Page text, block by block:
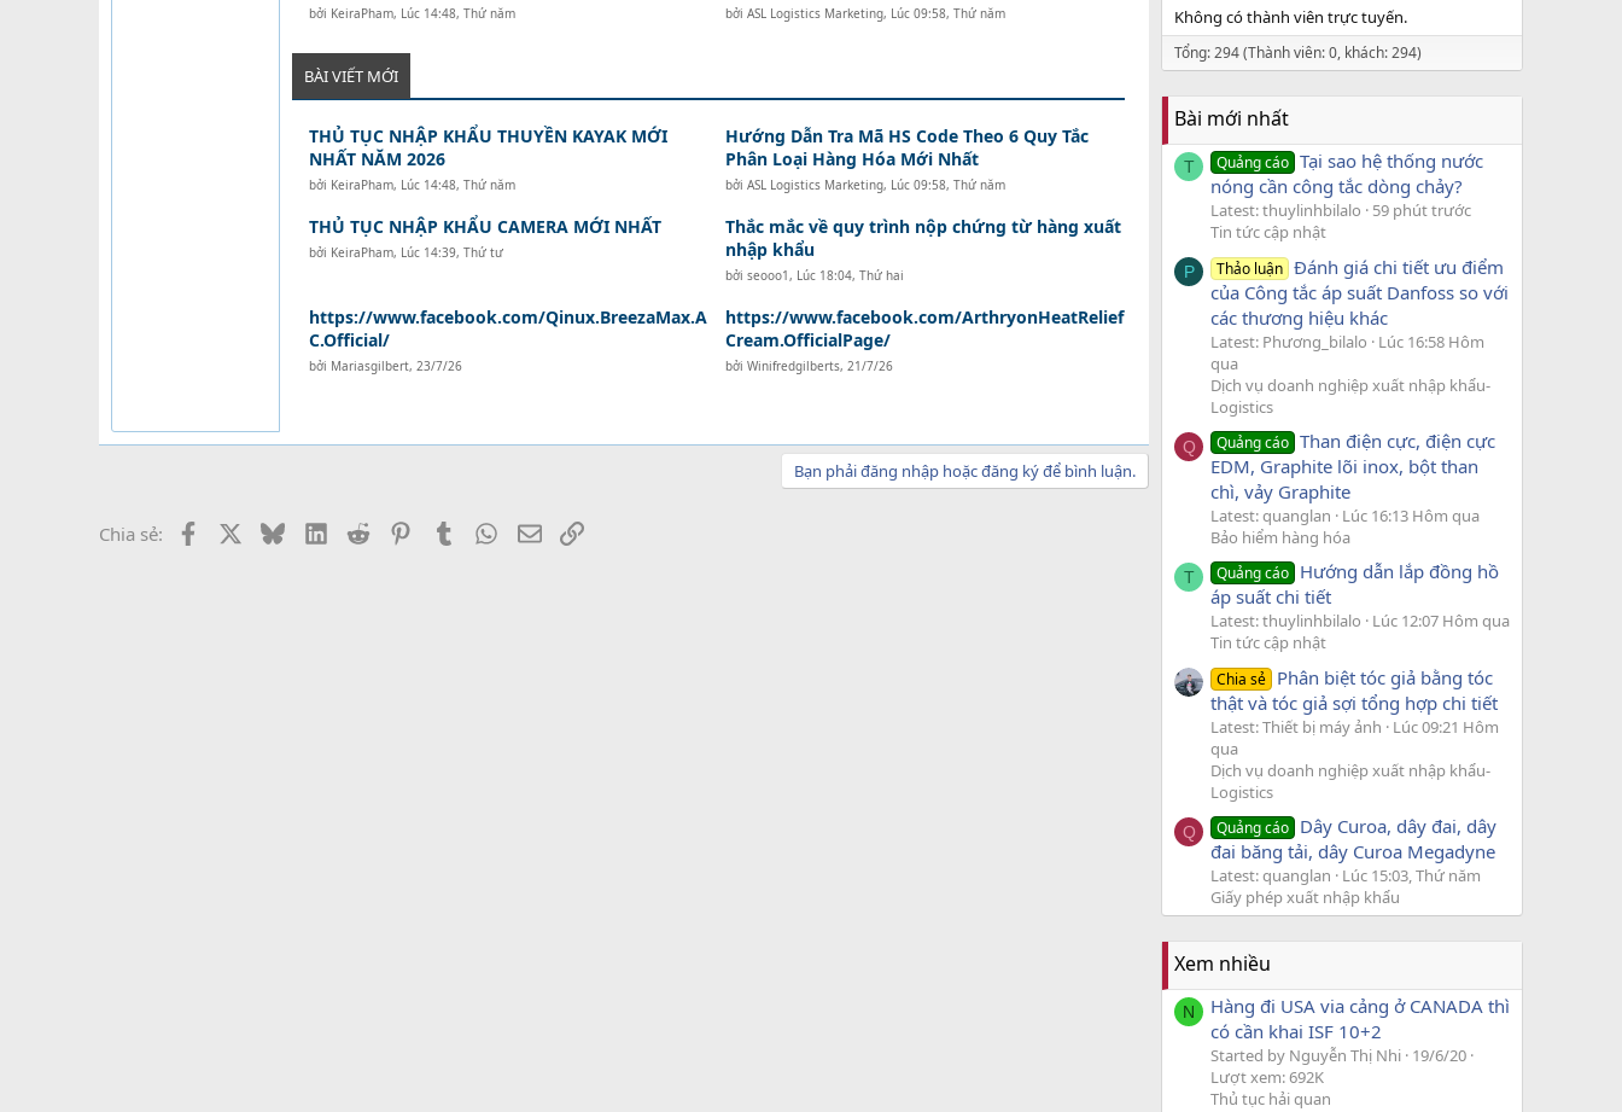
bởi KeiraPham, Lúc 14:48, Thứ năm bởi ASL Logistics Marketing, Lúc 09:58, Thứ năm
BÀI VIẾT MỚI
THỦ TỤC NHẬP KHẨU THUYỀN KAYAK MỚI
NHẤT NĂM 2026
bởi KeiraPham, Lúc 14:48, Thứ năm
Hướng Dẫn Tra Mã HS Code Theo 6 Quy Tắc
Phân Loại Hàng Hóa Mới Nhất
bởi ASL Logistics Marketing, Lúc 09:58, Thứ năm
THỦ TỤC NHẬP KHẨU CAMERA MỚI NHẤT
bởi KeiraPham, Lúc 14:39, Thứ tư
Thắc mắc về quy trình nộp chứng từ hàng xuất
nhập khẩu
bởi seooo1, Lúc 18:04, Thứ hai
https://www.facebook.com/Qinux.BreezaMax.A
C.Official/
bởi Mariasgilbert, 23/7/26
https://www.facebook.com/ArthryonHeatRelief
Cream.OfficialPage/
bởi Winifredgilberts, 21/7/26
Bạn phải đăng nhập hoặc đăng ký để bình luận.
Chia sẻ: Facebook BlueskyLinkedIn
Reddit PinterestTumblr WhatsApp
EmailLink
Không có thành viên trực tuyến.
Tổng: 294 (Thành viên: 0, khách: 294)
Bài mới nhất
T Quảng cáo Tại sao hệ thống nước
nóng cần công tắc dòng chảy?
Latest: thuylinhbilalo
59 phút trước
Tin tức cập nhật
P Thảo luận Đánh giá chi tiết ưu điểm
của Công tắc áp suất Danfoss so với
các thương hiệu khác
Latest: Phương_bilalo
Lúc 16:58 Hôm
qua
Dịch vụ doanh nghiệp xuất nhập khẩu-
Logistics
Q Quảng cáo Than điện cực, điện cực
EDM, Graphite lõi inox, bột than
chì, vảy Graphite
Latest: quanglan
Lúc 16:13 Hôm qua
Bảo hiểm hàng hóa
T Quảng cáo Hướng dẫn lắp đồng hồ
áp suất chi tiết
Latest: thuylinhbilalo
Lúc 12:07 Hôm qua
Tin tức cập nhật
Chia sẻ Phân biệt tóc giả bằng tóc
thật và tóc giả sợi tổng hợp chi tiết
Latest: Thiết bị máy ảnh
Lúc 09:21 Hôm
qua
Dịch vụ doanh nghiệp xuất nhập khẩu-
Logistics
Q Quảng cáo Dây Curoa, dây đai, dây
đai băng tải, dây Curoa Megadyne
Latest: quanglan
Lúc 15:03, Thứ năm
Giấy phép xuất nhập khẩu
Xem nhiều
N
Hàng đi USA via cảng ở CANADA thì
có cần khai ISF 10+2
Started by Nguyễn Thị Nhi 19/6/20
Lượt xem: 692K
Thủ tục hải quan